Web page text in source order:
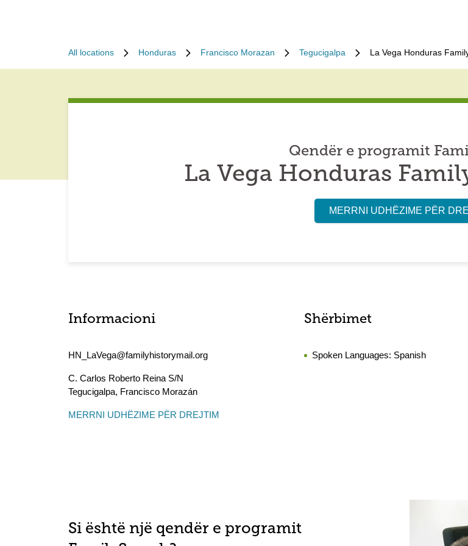
All locations Honduras Francisco Morazan Tegucigalpa La Vega Honduras
Qendër e programit
La Vega Honduras
MERRNI UDHËZIME PËR
Informacioni
HN_LaVega@familyhistorymail.org
C. Carlos Roberto Reina S/N
Tegucigalpa, Francisco Morazán
MERRNI UDHËZIME PËR DREJTIM
Shërbimet
Spoken Languages: Spanish
Si është një qendër e programit